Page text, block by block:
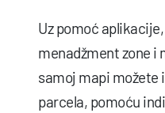
Uz pomoć
menadžment zone i
samoj mapi
parcela, pomoću